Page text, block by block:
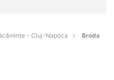
- Cluj-Napoca
Broda